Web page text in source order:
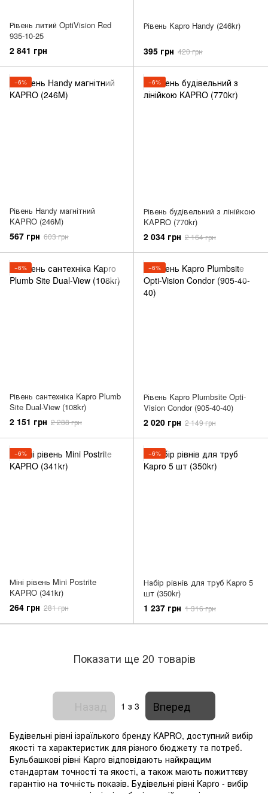
Рівень литий OptiVision Red
935-10-25
2 841 грн
Рівень Kapro Handy (246kr)
395 грн 420 грн
−6%
Рівень Handy магнітний
KAPRO (246M)
567 грн 603 грн
−6%
Рівень будівельний з лінійкою
KAPRO (770kr)
2 034 грн 2 164 грн
−6%
Рівень сантехніка Kapro Plumb
Site Dual-View (108kr)
2 151 грн 2 288 грн
−6%
Рівень Kapro Plumbsite Opti-
Vision Condor (905-40-40)
2 020 грн 2 149 грн
−6%
Міні рівень Mini Postrite
KAPRO (341kr)
264 грн 281 грн
−6%
Набір рівнів для труб Kapro 5
шт (350kr)
1 237 грн 1 316 грн
Показати ще 20 товарів
1 з 3 Вперед
Будівельні рівні ізраїлького бренду KAPRO, доступний вибір
якості та характеристик для різного бюджету та потреб.
Бульбашкові рівні Kapro відповідають найкращим
стандартам точності та якості, а також мають пожиттєву
гарантію на точність показів. Будівельні рівні Kapro - вибір